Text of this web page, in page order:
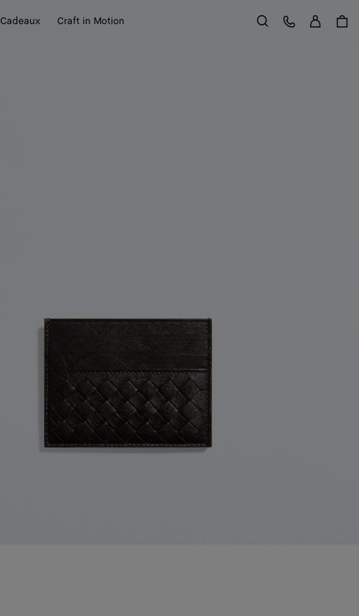
Cadeaux Craft in Motion Rechercher
Service ClientSe